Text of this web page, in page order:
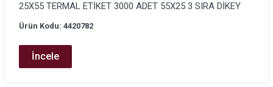
25X55 TERMAL ETİKET 3000 ADET 55X25 3 SIRA DİKEY
Ürün Kodu: 4420782
İncele